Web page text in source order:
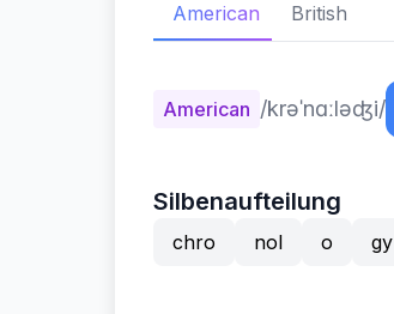
American British
American /krəˈnɑːləʤi/
Silbenaufteilung
chro nol o gy